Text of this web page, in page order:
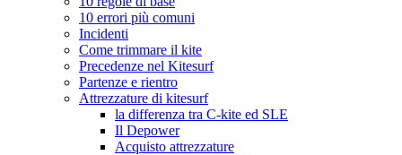
10 errori più comuni
Incidenti
Come trimmare il kite
Precedenze nel Kitesurf
Partenze e rientro
Attrezzature di kitesurf
la differenza tra C-kite ed SLE
Il Depower
Acquisto attrezzature